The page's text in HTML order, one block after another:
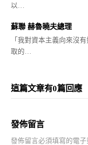
以…
蘇聯 赫魯曉夫總理
「我對資本主義向來沒
取的…
這篇文章有0篇回應
發佈留言
發佈留言必須填寫的電子